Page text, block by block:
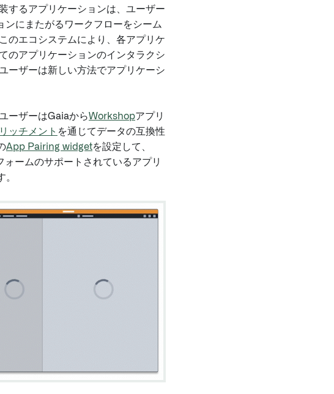
するアプリケーションは、ユーザー
にまたがるワークフローをシーム
のエコシステムにより、各アプリケ
のアプリケーションのインタラクシ
ーザーは新しい方法でアプリケーシ
ーザーはGaiaからWorkshopアプリ
ッチメント を通じてデータの互換性
App Pairing widgetを設定して、
ームのサポートされているアプリ